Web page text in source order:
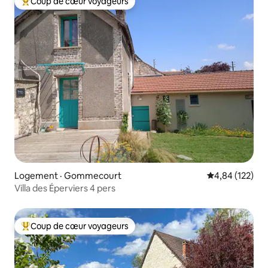
Coup de cœur voyageurs parmi les plus aimés
Logement · Gommecourt Note
4,84 (122)
Villa des Éperviers 4 pers
Coup de cœur voyageurs parmi les plus aimés
Coup de cœur voyageurs